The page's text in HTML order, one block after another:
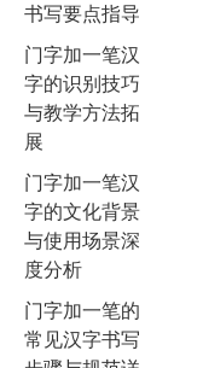
书写要点指导
门字加一笔汉
字的识别技巧
与教学方法拓
展
门字加一笔汉
字的文化背景
与使用场景深
度分析
门字加一笔的
常见汉字书写